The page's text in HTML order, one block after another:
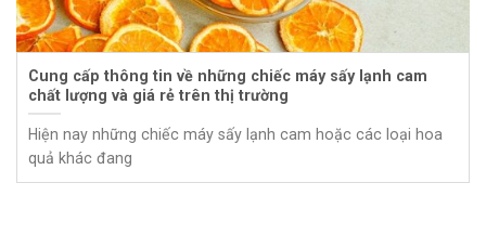
Cung cấp thông tin về những chiếc máy sấy lạnh cam
chất lượng và giá rẻ trên thị trường
Hiện nay những chiếc máy sấy lạnh cam hoặc các loại hoa
quả khác đang